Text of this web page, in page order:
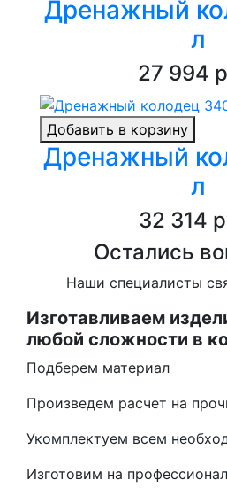
Дренажный
л
27 994
Добавить в корзину
Дренажный
л
32 314
Остались
Наши специалисты
Изготавливаем
любой сложности в
Подберем материал
Произведем расчет на
Укомплектуем всем
Изготовим на